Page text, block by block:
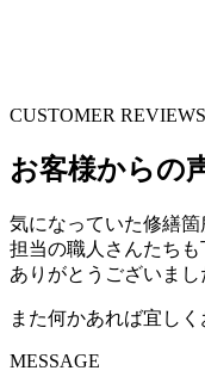
CUSTOMER REVIEWS
お客様からの
気になっていた修繕箇
担当の職人さんたちも
ありがとうございまし
また何かあれば宜しく
MESSAGE